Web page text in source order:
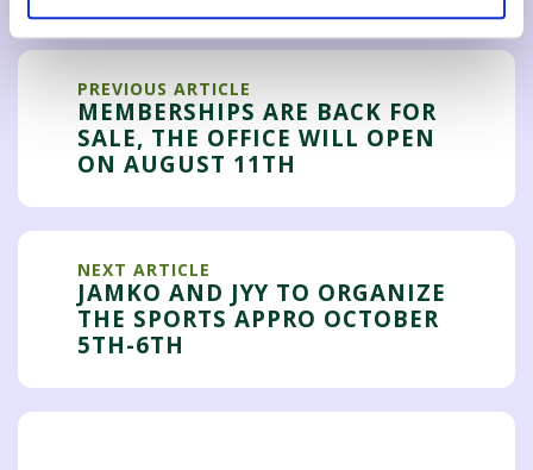
PREVIOUS ARTICLE
MEMBERSHIPS ARE BACK FOR
SALE, THE OFFICE WILL OPEN
ON AUGUST 11TH
NEXT ARTICLE
JAMKO AND JYY TO ORGANIZE
THE SPORTS APPRO OCTOBER
5TH-6TH